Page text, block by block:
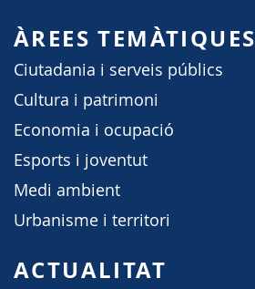
ÀREES TEMÀTIQUES
Ciutadania i serveis públics
Cultura i patrimoni
Economia i ocupació
Esports i joventut
Medi ambient
Urbanisme i territori
ACTUALITAT